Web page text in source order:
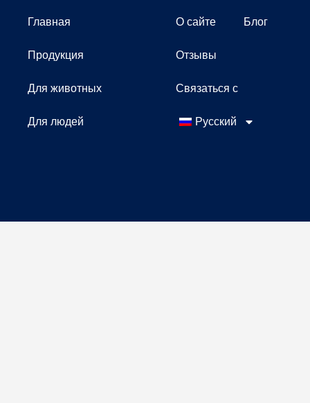
Главная
Продукция
Для животных
Для людей
О сайте Блог
Отзывы
Связаться с
Русский